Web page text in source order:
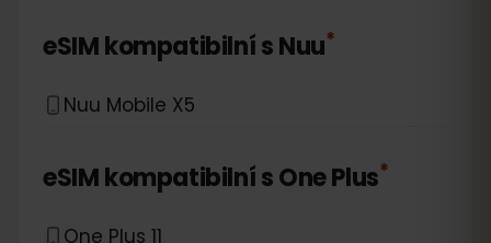
eSIM kompatibilní sNuu*
Nuu Mobile X5
eSIM kompatibilní sOne Plus*
One Plus 11